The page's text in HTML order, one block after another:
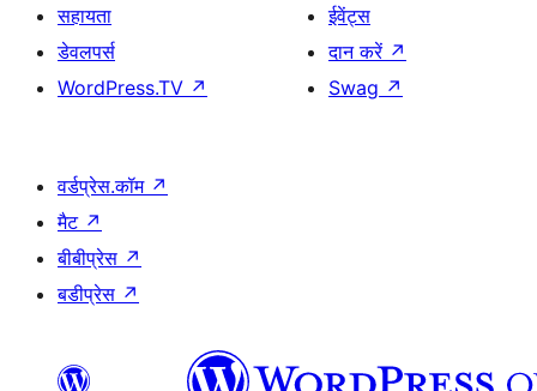
सहायता
डेवलपर्स
WordPress.TV ↗
ईवेंट्स
दान करें ↗
Swag ↗
वर्डप्रेस.कॉम ↗
मैट ↗
बीबीप्रेस ↗
बडीप्रेस ↗